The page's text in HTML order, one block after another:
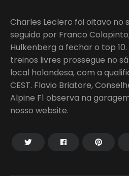
Charles Leclerc foi oitavo no
seguido por Franco
Hulkenberg a fechar o top
treinos livres prossegue no
local holandesa, com a
CEST. Flavio Briatore,
Alpine F1 observa na
nosso website.